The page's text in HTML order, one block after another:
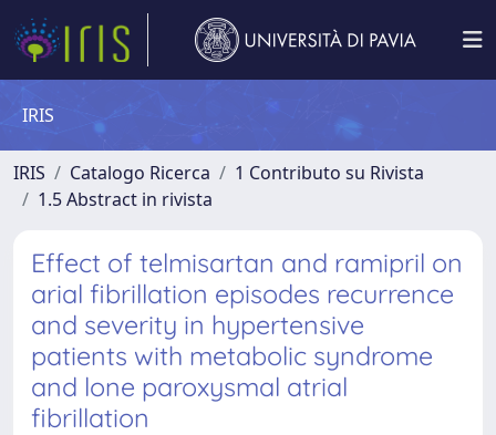
IRIS
IRIS Catalogo Ricerca
1 Contributo su Rivista
1.5 Abstract in rivista
Effect of telmisartan and ramipril on
arial fibrillation episodes recurrence
and severity in hypertensive
patients with metabolic syndrome
and lone paroxysmal atrial
fibrillation